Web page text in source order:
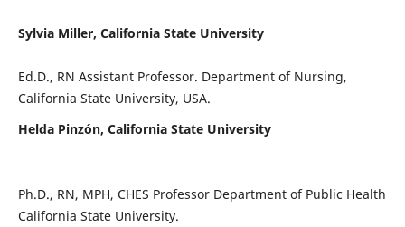
Sylvia Miller, California State University
Ed.D., RN Assistant Professor. Department of Nursing,
California State University, USA.
Helda Pinzón, California State University
Ph.D., RN, MPH, CHES Professor Department of Public Health
California State University.